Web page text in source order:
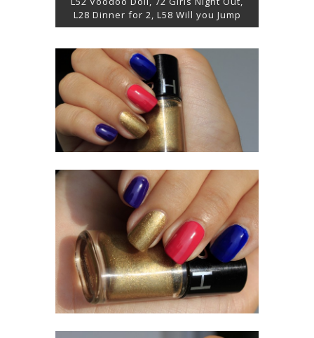
L28 Dinner for 2, L58 Will you Jump